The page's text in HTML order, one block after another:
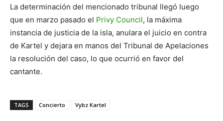
La determinación del mencionado tribunal llegó luego
que en marzo pasado el Privy Council, la máxima
instancia de justicia de la isla, anulara el juicio en contra
de Kartel y dejara en manos del Tribunal de Apelaciones
la resolución del caso, lo que ocurrió en favor del
cantante.
TAGS Concierto Vybz Kartel